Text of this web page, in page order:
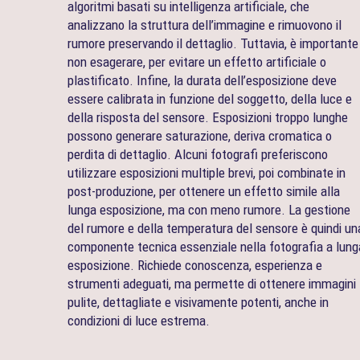
algoritmi basati su intelligenza artificiale, che
analizzano la struttura dell’immagine e rimuovono il
rumore preservando il dettaglio. Tuttavia, è importante
non esagerare, per evitare un effetto artificiale o
plastificato. Infine, la durata dell’esposizione deve
essere calibrata in funzione del soggetto, della luce e
della risposta del sensore. Esposizioni troppo lunghe
possono generare saturazione, deriva cromatica o
perdita di dettaglio. Alcuni fotografi preferiscono
utilizzare esposizioni multiple brevi, poi combinate in
post-produzione, per ottenere un effetto simile alla
lunga esposizione, ma con meno rumore. La gestione
del rumore e della temperatura del sensore è quindi
componente tecnica essenziale nella fotografia a
esposizione. Richiede conoscenza, esperienza e
strumenti adeguati, ma permette di ottenere immagini
pulite, dettagliate e visivamente potenti, anche in
condizioni di luce estrema.